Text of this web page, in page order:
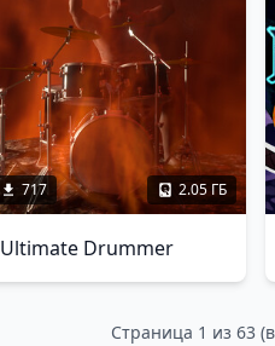
717 2.05 ГБ
Ultimate Drummer
Страница 1 из 63